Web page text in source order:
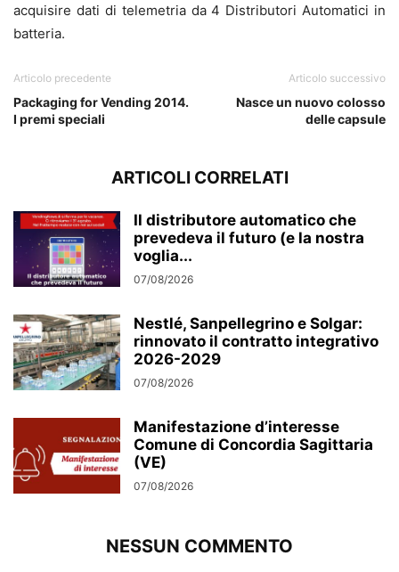
acquisire dati di telemetria da 4 Distributori Automatici in
batteria.
Articolo precedente
Packaging for Vending 2014.
I premi speciali
Articolo successivo
Nasce un nuovo colosso
delle capsule
ARTICOLI CORRELATI
Il distributore automatico che
prevedeva il futuro (e la nostra
voglia...
07/08/2026
Nestlé, Sanpellegrino e Solgar:
rinnovato il contratto integrativo
2026-2029
07/08/2026
Manifestazione d’interesse
Comune di Concordia Sagittaria
(VE)
07/08/2026
NESSUN COMMENTO